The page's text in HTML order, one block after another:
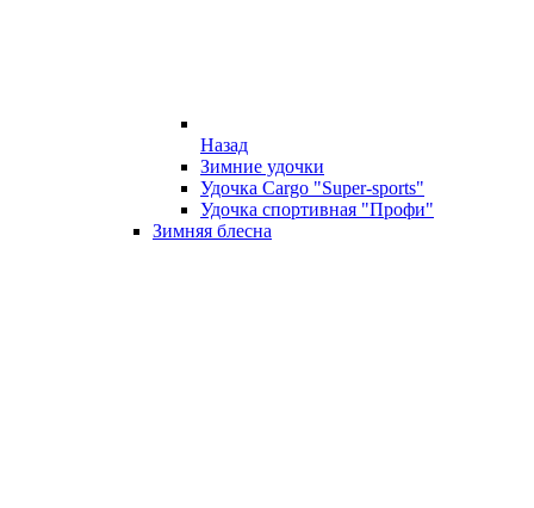
Назад
Зимние удочки
Удочка Cargo "Super-sports"
Удочка спортивная "Профи"
Зимняя блесна